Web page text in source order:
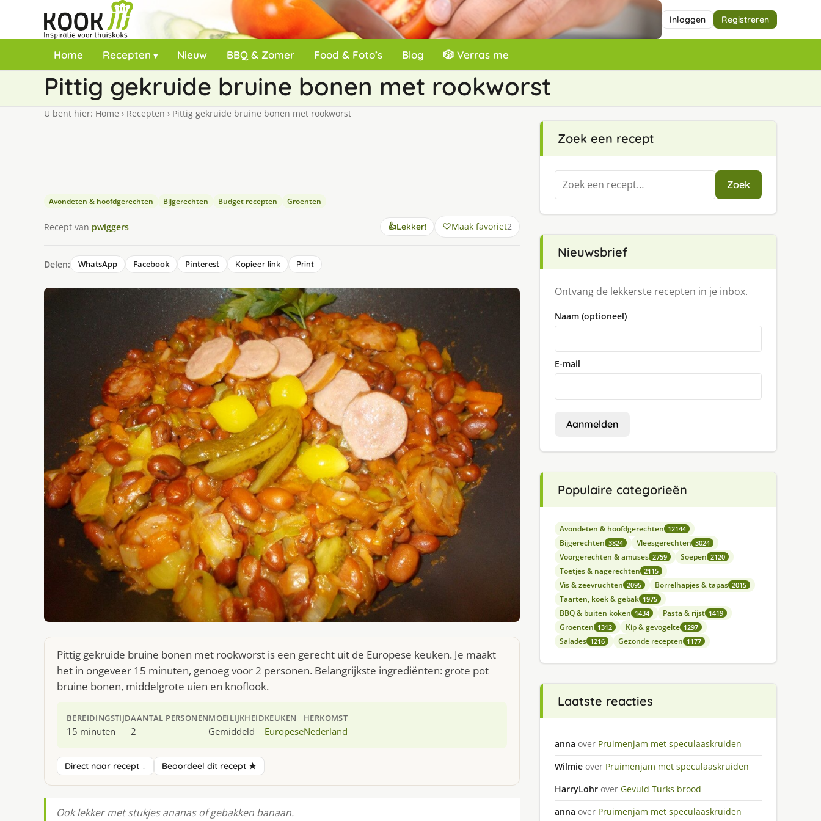
Inloggen Registreren
Home Recepten Nieuw BBQ & Zomer Food & Foto’s Blog 🎲 Verras me
Pittig gekruide bruine bonen met rookworst
U bent hier: Home › Recepten › Pittig gekruide bruine bonen met rookworst
Avondeten & hoofdgerechten Bijgerechten Budget recepten Groenten
Recept van pwiggers 👍Lekker! Maak favoriet2
Delen: WhatsApp Facebook Pinterest Kopieer link Print
Pittig gekruide bruine bonen met rookworst is een gerecht uit de Europese keuken. Je maakt
het in ongeveer 15 minuten, genoeg voor 2 personen. Belangrijkste ingrediënten: grote pot
bruine bonen, middelgrote uien en knoflook.
BEREIDINGSTIJD
15 minuten
AANTAL PERSONEN
2
MOEILIJKHEID
Gemiddeld
KEUKEN
Europese
HERKOMST
Nederland
Direct naar recept ↓ Beoordeel dit recept ★
Ook lekker met stukjes ananas of gebakken banaan.
Zoek een recept
Zoeken
naar:
Zoek
Nieuwsbrief
Ontvang de lekkerste recepten in je inbox.
Naam (optioneel)
E-mail
Aanmelden
Populaire categorieën
Avondeten & hoofdgerechten 12144
Bijgerechten 3824 Vleesgerechten 3024
Voorgerechten & amuses 2759 Soepen 2120
Toetjes & nagerechten 2115
Vis & zeevruchten 2095 Borrelhapjes & tapas 2015
Taarten, koek & gebak 1975
BBQ & buiten koken 1434 Pasta & rijst 1419
Groenten 1312 Kip & gevogelte 1297
Salades 1216 Gezonde recepten 1177
Laatste reacties
anna over Pruimenjam met speculaaskruiden
Wilmie over Pruimenjam met speculaaskruiden
HarryLohr over Gevuld Turks brood
anna over Pruimenjam met speculaaskruiden